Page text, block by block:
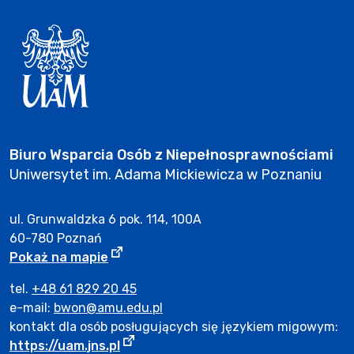
Biuro Wsparcia Osób z Niepełnosprawnościami
Uniwersytet im. Adama Mickiewicza w Poznaniu
ul. Grunwaldzka 6 pok. 114, 100A
60-780 Poznań
Pokaż na mapie Adres Biura Wsparcia Osób z
Strona otwiera się w nowym oknie.
tel. +48 61 829 20 45
e-mail: bwon@amu.edu.pl
kontakt dla osób posługujących się językiem migowym:
https://uam.jns.plStrona otwiera się w nowym oknie.